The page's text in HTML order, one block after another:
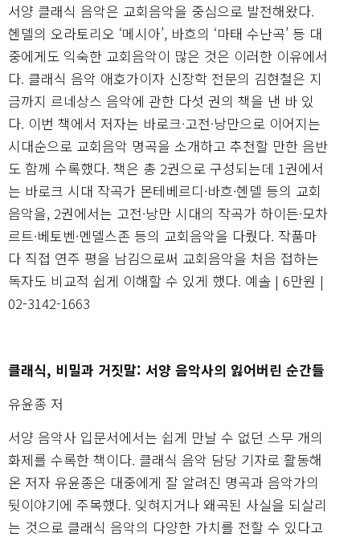
서양 클래식 음악은 교회음악을 중심으로 발전해왔다.
헨델의 오라토리오 ‘메시아’, 바흐의 ‘마태 수난곡’ 등 대
중에게도 익숙한 교회음악이 많은 것은 이러한 이유에서
다. 클래식 음악 애호가이자 신장학 전문의 김현철은 지
금까지 르네상스 음악에 관한 다섯 권의 책을 낸 바 있
다. 이번 책에서 저자는 바로크·고전·낭만으로 이어지는
시대순으로 교회음악 명곡을 소개하고 추천할 만한 음반
도 함께 수록했다. 책은 총 2권으로 구성되는데 1권에서
는 바로크 시대 작곡가 몬테베르디·바흐·헨델 등의 교회
음악을, 2권에서는 고전·낭만 시대의 작곡가 하이든·모차
르트·베토벤·멘델스존 등의 교회음악을 다뤘다. 작품마
다 직접 연주 평을 남김으로써 교회음악을 처음 접하는
독자도 비교적 쉽게 이해할 수 있게 했다. 예솔 | 6만원 |
02-3142-1663
클래식, 비밀과 거짓말: 서양 음악사의 잃어버린 순간들
유윤종 저
서양 음악사 입문서에서는 쉽게 만날 수 없던 스무 개의
화제를 수록한 책이다. 클래식 음악 담당 기자로 활동해
온 저자 유윤종은 대중에게 잘 알려진 명곡과 음악가의
뒷이야기에 주목했다. 잊혀지거나 왜곡된 사실을 되살리
는 것으로 클래식 음악의 다양한 가치를 전할 수 있다고